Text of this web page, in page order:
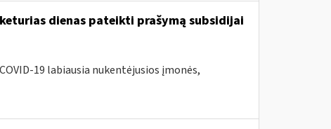
dienas pateikti prašymą subsidijai
19 labiausia nukentėjusios įmonės,